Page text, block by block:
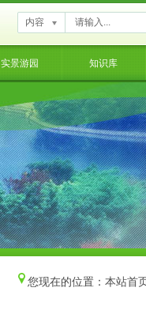
内容
实景游园 知识库
您现在的位置： 本站首